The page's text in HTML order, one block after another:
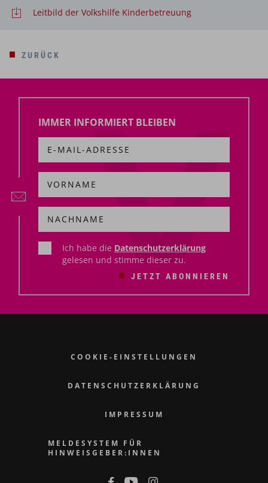
Leitbild der Volkshilfe Kinderbetreuung
ZURÜCK
IMMER INFORMIERT BLEIBEN
JETZT ABONNIEREN
Ich habe die Datenschutzerklärung
gelesen und stimme dieser zu.
COOKIE-EINSTELLUNGEN
DATENSCHUTZERKLÄRUNG
IMPRESSUM
MELDESYSTEM FÜR
HINWEISGEBER:INNEN